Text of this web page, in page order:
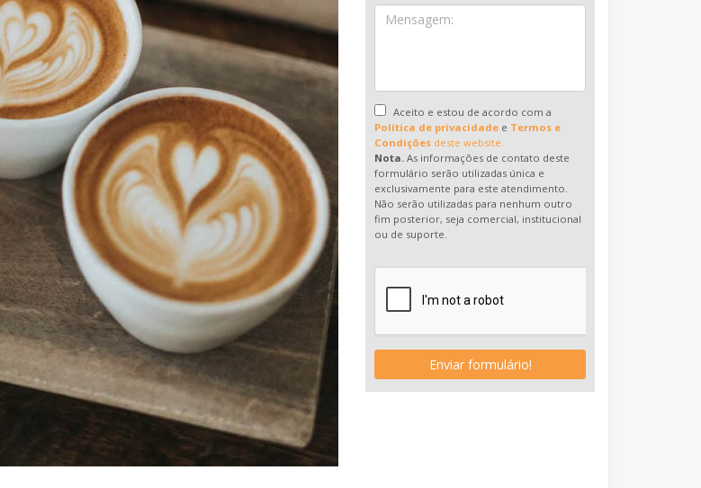
Aceito e estou de acordo com a
Política de privacidade e Termos e
Condições deste website.
Nota. As informações de contato deste
formulário serão utilizadas única e
exclusivamente para este atendimento.
Não serão utilizadas para nenhum outro
fim posterior, seja comercial, institucional
ou de suporte.
Enviar formulário!